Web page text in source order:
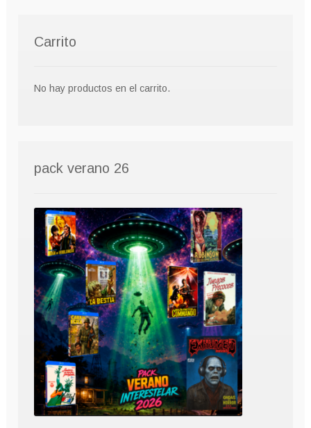
Carrito
No hay productos en el carrito.
pack verano 26